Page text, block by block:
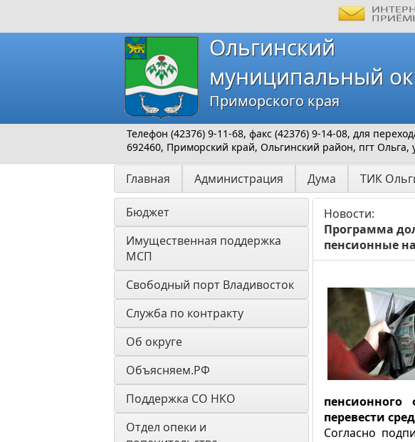
Ольгинский
муниципальный
Приморского края
Телефон (42376) 9-11-68, факс (42376) 9-14-08, для
692460, Приморский край, Ольгинский район, пгт Ольга,
Главная Администрация Дума ТИК
Бюджет
Имущественная поддержка
МСП
Свободный порт Владивосток
Служба по контракту
Об округе
Объясняем.РФ
Поддержка СО НКО
Отдел опеки и
Новости:
Программа
пенсионные
перевести
Согласно